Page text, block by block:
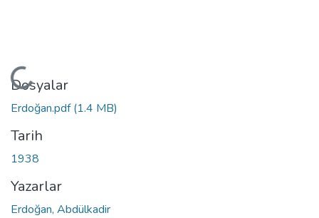
Yükleniyor...
Dosyalar
Erdoğan.pdf(1.4 MB)
Tarih
1938
Yazarlar
Erdoğan, Abdülkadir